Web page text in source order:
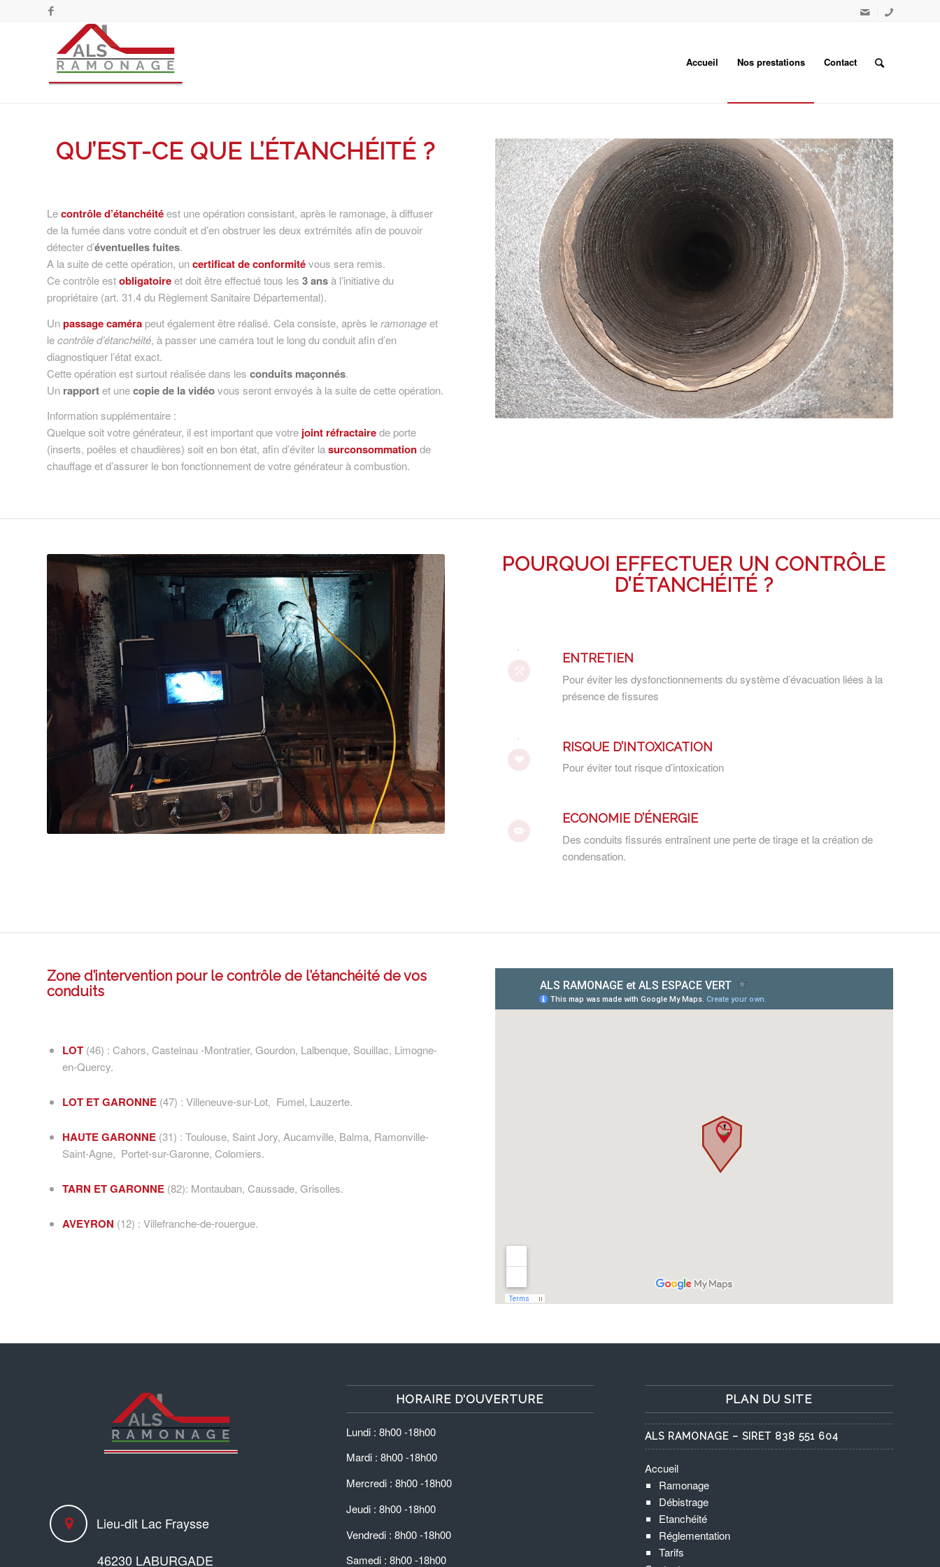
Accueil Nos prestations Contact
QU’EST-CE QUE L’ÉTANCHÉITÉ ?
Lecontrôle d’étanchéitéest une opération consistant, après le ramonage, à diffuser
de la fumée dans votre conduit et d’en obstruer les deux extrémités afin de pouvoir
détecter d’éventuelles fuites.
A la suite de cette opération, uncertificat de conformitévous sera remis.
Ce contrôle estobligatoireet doit être effectué tous les 3 ansà l’initiative du
propriétaire (art. 31.4 du Règlement Sanitaire Départemental).
Unpassage caméra peut également être réalisé. Cela consiste, après leramonageet
lecontrôle d’étanchéité, à passer une caméra tout le long du conduit afin d’en
diagnostiquer l’état exact.
Cette opération est surtout réalisée dans les conduits maçonnés.
Un rapportet unecopie de la vidéovous seront envoyés à la suite de cette opération.
Information supplémentaire :
Quelque soit votre générateur, il est important que votre joint réfractairede porte
(inserts, poêles et chaudières) soit en bon état, afin d’éviter lasurconsommationde
chauffage et d’assurer le bon fonctionnement de votre générateur à combustion.
POURQUOI EFFECTUER UN CONTRÔLE
D’ÉTANCHÉITÉ ?
ENTRETIEN
Pour éviter les dysfonctionnements du système d’évacuation liées à la
présence de fissures
RISQUE D’INTOXICATION
Pour éviter tout risque d’intoxication
ECONOMIE D’ÉNERGIE
Des conduits fissurés entraînent une perte de tirage et la création de
condensation.
Zone d’intervention pour le contrôle de l’étanchéité de vos
conduits
LOT (46) : Cahors, Castelnau -Montratier, Gourdon, Lalbenque, Souillac, Limogne-
en-Quercy.
LOT ET GARONNE (47) : Villeneuve-sur-Lot, Fumel, Lauzerte.
HAUTE GARONNE (31) : Toulouse, Saint Jory, Aucamville, Balma, Ramonville-
Saint-Agne, Portet-sur-Garonne, Colomiers.
TARN ET GARONNE (82): Montauban, Caussade, Grisolles.
AVEYRON (12) : Villefranche-de-rouergue.
Lieu-dit Lac Fraysse
46230 LABURGADE
HORAIRE D’OUVERTURE
Lundi : 8h00 -18h00
Mardi : 8h00 -18h00
Mercredi : 8h00 -18h00
Jeudi : 8h00 -18h00
Vendredi : 8h00 -18h00
Samedi : 8h00 -18h00
PLAN DU SITE
ALS RAMONAGE – SIRET 838 551 604
Accueil
Ramonage
Débistrage
Etanchéité
Réglementation
Tarifs